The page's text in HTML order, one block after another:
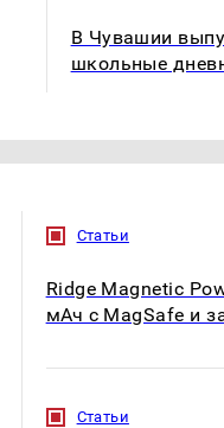
В Чувашии
школьные
Статьи
Ridge Magnetic
мАч с MagSafe и
Статьи